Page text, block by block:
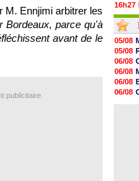
M. Ennjimi arbitrer les
Bordeaux, parce qu'à
avant de le
publicitaire
16h27
16h22
16h07
15h46
15h41
15h20
14h55
14h38
14h19
13h56
05/08
05/08
06/08
06/08
06/08
06/08